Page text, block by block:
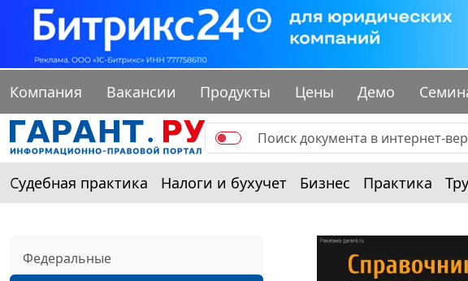
Компания Вакансии Продукты Цены Демо
Судебная практика Налоги и бухучет Бизнес Практика
Федеральные